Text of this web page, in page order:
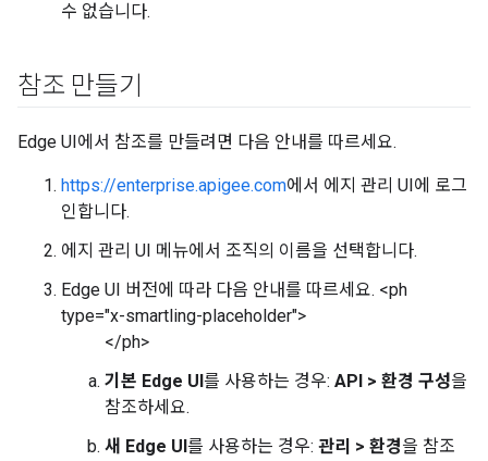
수 없습니다.
참조 만들기
Edge UI에서 참조를 만들려면 다음 안내를 따르세요.
https://enterprise.apigee.com에서 에지 관리 UI에 로그
인합니다.
에지 관리 UI 메뉴에서 조직의 이름을 선택합니다.
Edge UI 버전에 따라 다음 안내를 따르세요. <ph
type="x-smartling-placeholder">
</ph>
기본 Edge UI를 사용하는 경우: API > 환경 구성을
참조하세요.
새 Edge UI를 사용하는 경우: 관리 > 환경을 참조